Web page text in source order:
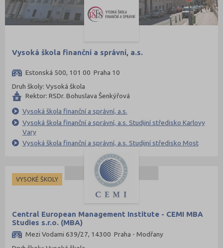
Vysoká škola finanční a správní, a.s.
Estonská 500, 101 00 Praha 10
Druh školy: Vysoká škola
Rektor: RSDr. Bohuslava Šenkýřová
Vysoká škola finanční a správní, a.s.
Vysoká škola finanční a správní, a.s. Studijní středisko Karlovy
Vary
Vysoká škola finanční a správní, a.s. Studijní středisko Most
VYSOKÉ ŠKOLY
Central European Management Institute - CEMI MBA
Studies s.r.o. (MBA)
Mezi Vodami 639/27, 14300 Praha - Modřany